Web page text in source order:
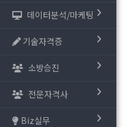
데이터분석/마케팅
기술자격증
소방승진
전문자격사
Biz실무